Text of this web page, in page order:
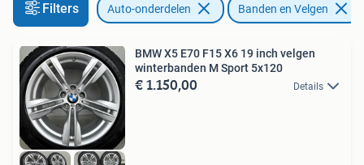
Filters Auto-onderdelen Banden en Velgen
BMW X5 E70 F15 X6 19 inch velgen
winterbanden M Sport 5x120
€ 1.150,00 Details